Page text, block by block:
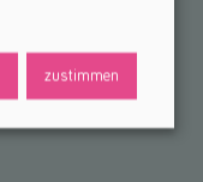
zustimmen